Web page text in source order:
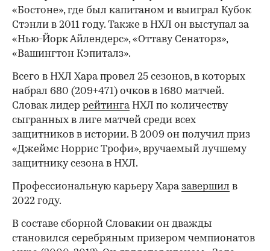
00:00 / 00:00
«Бостоне», где был капитаном и выиграл Кубок
Стэнли в 2011 году. Также в НХЛ он выступал за
«Нью-Йорк Айлендерс», «Оттаву Сенаторз»,
«Вашингтон Кэпиталз».
Всего в НХЛ Хара провел 25 сезонов, в которых
набрал 680 (209+471) очков в 1680 матчей.
Словак лидер рейтингаНХЛ по количеству
сыгранных в лиге матчей среди всех
защитников в истории. В 2009 он получил приз
«Джеймс Норрис Трофи», вручаемый лучшему
защитнику сезона в НХЛ.
Профессиональную карьеру Харазавершил в
2022 году.
В составе сборной Словакии он дважды
становился серебряным призером чемпионатов